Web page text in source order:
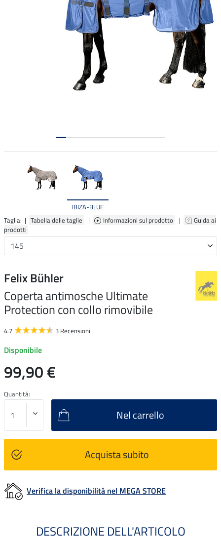
IBIZA-BLUE
Taglia: | Tabella delle taglie | Informazioni sul prodotto |
Guida ai
prodotti
Felix Bühler
Coperta antimosche Ultimate
Protection con collo rimovibile
4.7 3 Recensioni
Disponibile
99,90 €
Quantitá:
Nel carrello
Acquista subito
Verifica la disponibilitá nel MEGA STORE
DESCRIZIONE DELL'ARTICOLO